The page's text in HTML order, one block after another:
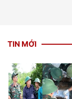
TIN MỚI